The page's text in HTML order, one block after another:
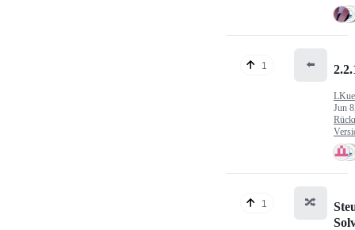
1 ⬅️
Jun
1 🔀